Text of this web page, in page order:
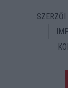
SZERZŐI